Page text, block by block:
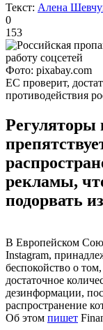
Текст: Алена
0
153
Фото: pixabay.com
ЕС проверит,
противодействия
Регуляторы
рекламы,
подорвать
В Европейском
Instagram,
беспокойство о
достаточное
дезинформации,
распространение
Об этом пишет